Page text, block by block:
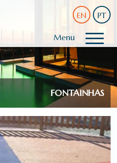
EN PT
Menu
FONTAINHAS